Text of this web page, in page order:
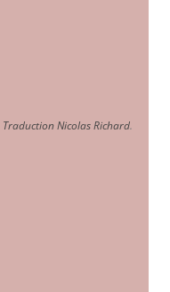
Nicolas Richard.